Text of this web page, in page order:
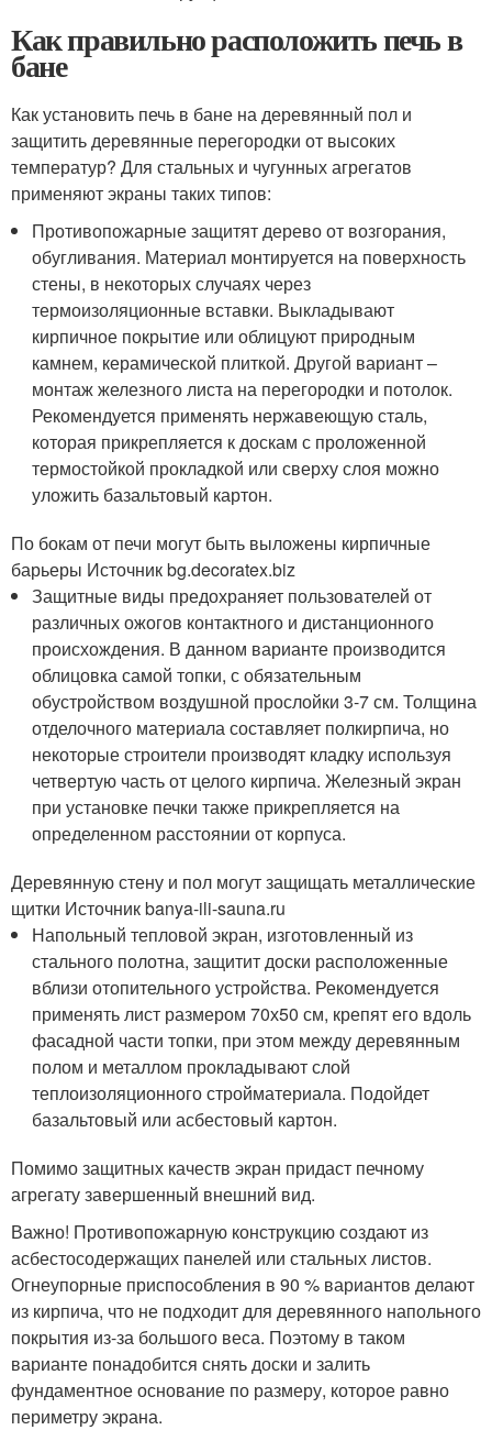
Как правильно расположить печь в
бане
Как установить печь в бане на деревянный пол и
защитить деревянные перегородки от высоких
температур? Для стальных и чугунных агрегатов
применяют экраны таких типов:
Противопожарные защитят дерево от возгорания,
обугливания. Материал монтируется на поверхность
стены, в некоторых случаях через
термоизоляционные вставки. Выкладывают
кирпичное покрытие или облицуют природным
камнем, керамической плиткой. Другой вариант –
монтаж железного листа на перегородки и потолок.
Рекомендуется применять нержавеющую сталь,
которая прикрепляется к доскам с проложенной
термостойкой прокладкой или сверху слоя можно
уложить базальтовый картон.
По бокам от печи могут быть выложены кирпичные
барьеры Источник bg.decoratex.biz
Защитные виды предохраняет пользователей от
различных ожогов контактного и дистанционного
происхождения. В данном варианте производится
облицовка самой топки, с обязательным
обустройством воздушной прослойки 3-7 см. Толщина
отделочного материала составляет полкирпича, но
некоторые строители производят кладку используя
четвертую часть от целого кирпича. Железный экран
при установке печки также прикрепляется на
определенном расстоянии от корпуса.
Деревянную стену и пол могут защищать металлические
щитки Источник banya-ili-sauna.ru
Напольный тепловой экран, изготовленный из
стального полотна, защитит доски расположенные
вблизи отопительного устройства. Рекомендуется
применять лист размером 70х50 см, крепят его вдоль
фасадной части топки, при этом между деревянным
полом и металлом прокладывают слой
теплоизоляционного стройматериала. Подойдет
базальтовый или асбестовый картон.
Помимо защитных качеств экран придаст печному
агрегату завершенный внешний вид.
Важно! Противопожарную конструкцию создают из
асбестосодержащих панелей или стальных листов.
Огнеупорные приспособления в 90 % вариантов делают
из кирпича, что не подходит для деревянного напольного
покрытия из-за большого веса. Поэтому в таком
варианте понадобится снять доски и залить
фундаментное основание по размеру, которое равно
периметру экрана.